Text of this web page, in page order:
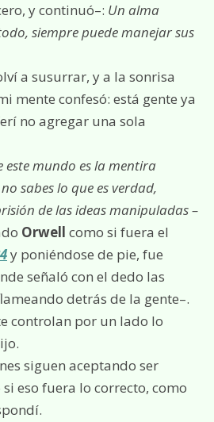
y continuó–: Un alma
siempre puede manejar sus
a susurrar, y a la sonrisa
mente confesó: está gente ya
no agregar una sola
este mundo es la mentira
sabes lo que es verdad,
de las ideas manipuladas –
Orwell como si fuera el
y poniéndose de pie, fue
señaló con el dedo las
detrás de la gente–.
controlan por un lado lo
siguen aceptando ser
eso fuera lo correcto, como